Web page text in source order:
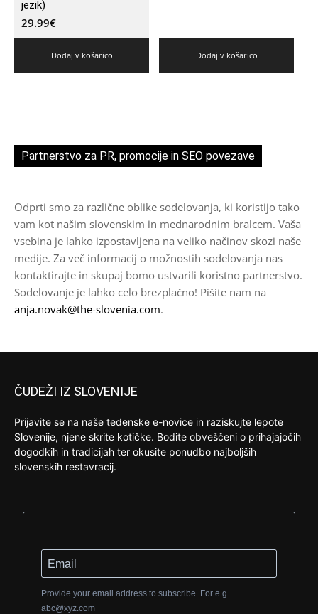
jezik)
29.99€
Dodaj v košarico Dodaj v košarico
Partnerstvo za PR, promocije in SEO povezave
Odprti smo za različne oblike sodelovanja, ki koristijo tako
vam kot našim slovenskim in mednarodnim bralcem. Vaša
vsebina je lahko izpostavljena na veliko načinov skozi naše
medije. Za več informacij o možnostih sodelovanja nas
kontaktirajte in skupaj bomo ustvarili koristno partnerstvo.
Sodelovanje je lahko celo brezplačno! Pišite nam na
anja.novak@the-slovenia.com.
ČUDEŽI IZ SLOVENIJE
Prijavite se na naše tedenske e-novice in raziskujte lepote
Slovenije, njene skrite kotičke. Bodite obveščeni o prihajajočih
dogodkih in tradicijah ter okusite ponudbo najboljših
slovenskih restavracij.
Provide your email address to subscribe. For e.g
abc@xyz.com